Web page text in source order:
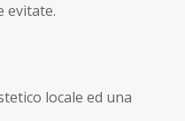
evitate.
locale ed una